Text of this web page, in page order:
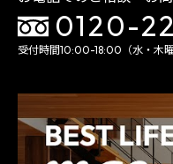
0120-
受付時間10:00-18:00（水・木曜